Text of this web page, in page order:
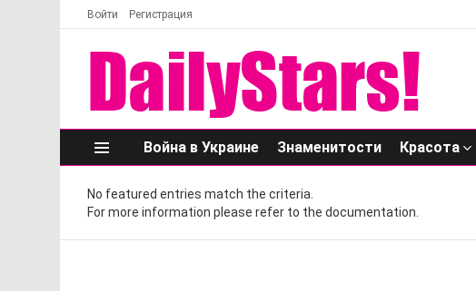
Войти Регистрация
Меню
Война в Украине Знаменитости Красота
No featured entries match the criteria.
For more information please refer to the documentation.